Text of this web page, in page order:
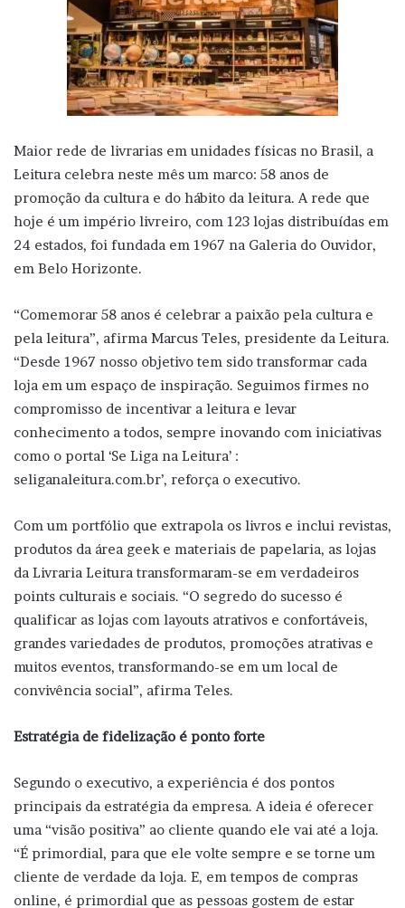
Maior rede de livrarias em unidades físicas no Brasil, a
Leitura celebra neste mês um marco: 58 anos de
promoção da cultura e do hábito da leitura. A rede que
hoje é um império livreiro, com 123 lojas distribuídas em
24 estados, foi fundada em 1967 na Galeria do Ouvidor,
em Belo Horizonte.
“Comemorar 58 anos é celebrar a paixão pela cultura e
pela leitura”, afirma Marcus Teles, presidente da Leitura.
“Desde 1967 nosso objetivo tem sido transformar cada
loja em um espaço de inspiração. Seguimos firmes no
compromisso de incentivar a leitura e levar
conhecimento a todos, sempre inovando com iniciativas
como o portal ‘Se Liga na Leitura’ :
seliganaleitura.com.br’, reforça o executivo.
Com um portfólio que extrapola os livros e inclui revistas,
produtos da área geek e materiais de papelaria, as lojas
da Livraria Leitura transformaram-se em verdadeiros
points culturais e sociais. “O segredo do sucesso é
qualificar as lojas com layouts atrativos e confortáveis,
grandes variedades de produtos, promoções atrativas e
muitos eventos, transformando-se em um local de
convivência social”, afirma Teles.
Estratégia de fidelização é ponto forte
Segundo o executivo, a experiência é dos pontos
principais da estratégia da empresa. A ideia é oferecer
uma “visão positiva” ao cliente quando ele vai até a loja.
“É primordial, para que ele volte sempre e se torne um
cliente de verdade da loja. E, em tempos de compras
online, é primordial que as pessoas gostem de estar